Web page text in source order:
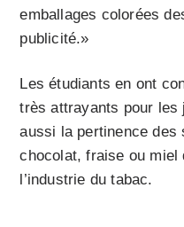
emballages colorées
publicité.»
Les étudiants en ont
très attrayants pour les
aussi la pertinence des
chocolat, fraise ou miel
l’industrie du tabac.